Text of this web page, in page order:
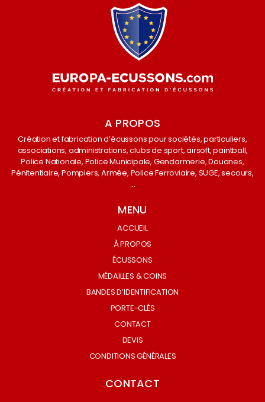
A PROPOS
Création et fabrication d’écussons pour sociétés, particuliers,
associations, administrations, clubs de sport, airsoft, paintball,
Police Nationale, Police Municipale, Gendarmerie, Douanes,
Pénitentiaire, Pompiers, Armée, Police Ferroviaire, SUGE, secours,
…
MENU
ACCUEIL
À PROPOS
ÉCUSSONS
MÉDAILLES & COINS
BANDES D’IDENTIFICATION
PORTE-CLÉS
CONTACT
DEVIS
CONDITIONS GÉNÉRALES
CONTACT